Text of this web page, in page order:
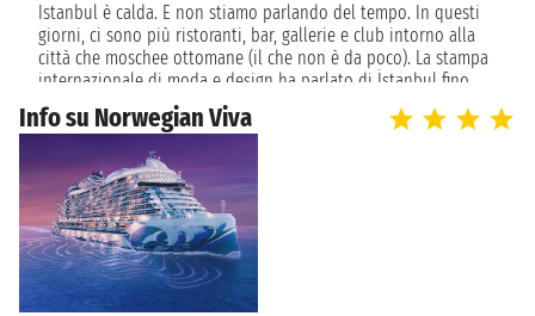
domenica 12 settembre 2027
07:00 - 23:59
DUBROVNIK
lunedì 13 settembre 2027
07:00 - 18:00
martedì 14 settembre 2027
07:00 - 18:00
mercoledì 15 settembre 2027
06:00
Istanbul è calda. E non stiamo parlando del tempo. In questi
giorni, ci sono più ristoranti, bar, gallerie e club intorno alla
città che moschee ottomane (il che non è da poco). La stampa
internazionale di moda e design ha parlato di İstanbul fino
alla nausea; il senso di vecchiaia caduto sulla città una volta
che l'impero ottomano scomparve, è stato sostituito da un
senso di energia ed innovazione non visto fin dai tempi di
Solimano il magnifico.
Info su Norwegian Viva